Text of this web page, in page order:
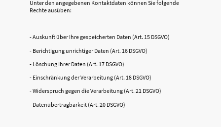
Unter den angegebenen Kontaktdaten können Sie folgende
Rechte ausüben:
- Auskunft über Ihre gespeicherten Daten (Art. 15 DSGVO)
- Berichtigung unrichtiger Daten (Art. 16 DSGVO)
- Löschung Ihrer Daten (Art. 17 DSGVO)
- Einschränkung der Verarbeitung (Art. 18 DSGVO)
- Widerspruch gegen die Verarbeitung (Art. 21 DSGVO)
- Datenübertragbarkeit (Art. 20 DSGVO)